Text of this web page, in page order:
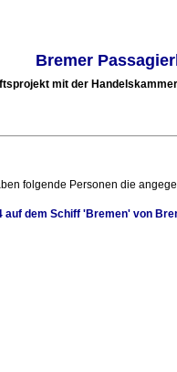
Bremer
mit der
folgende Personen die
auf dem Schiff 'Bremen'von